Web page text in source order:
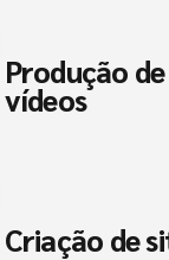
Produção de
vídeos
Criação de